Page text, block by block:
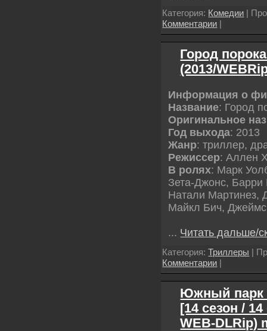
Категория: Комедии |
Комментарии |
Город
(2013/
Информация о
Название: Город
Оригинальное
Год выхода: 2013
Жанр: триллер,
Режиссер: Аллен
В ролях: Марк
Зета-Джонс,
Натали Мартинез,
Майкл Бич,
... Читать дальше/
Категория:Триллеры |
Комментарии |
Южный парк
[14 сезон /
WEB-DLRip)